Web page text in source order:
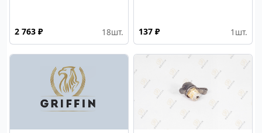
2 763 ₽ 18шт. 137 ₽ 1 шт.